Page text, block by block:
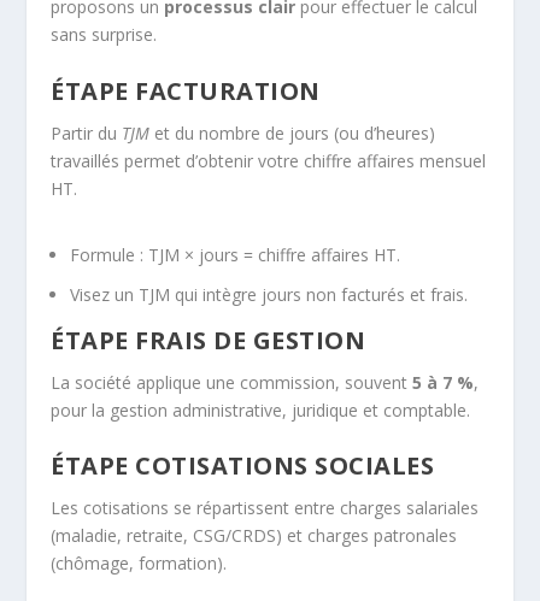
proposons un processus clair pour effectuer le calcul
sans surprise.
ÉTAPE FACTURATION
Partir du TJM et du nombre de jours (ou d’heures)
travaillés permet d’obtenir votre chiffre affaires mensuel
HT.
Formule : TJM × jours = chiffre affaires HT.
Visez un TJM qui intègre jours non facturés et frais.
ÉTAPE FRAIS DE GESTION
La société applique une commission, souvent5 à 7 %,
pour la gestion administrative, juridique et comptable.
ÉTAPE COTISATIONS SOCIALES
Les cotisations se répartissent entre charges salariales
(maladie, retraite, CSG/CRDS) et charges patronales
(chômage, formation).